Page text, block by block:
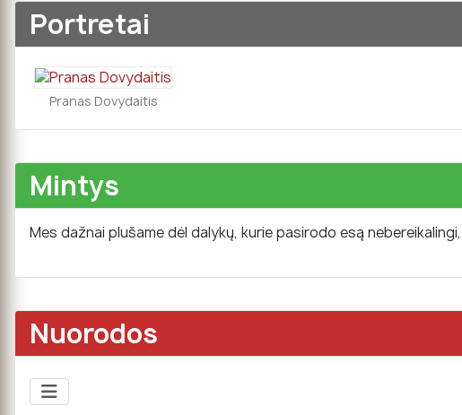
Portretai
Pranas Dovydaitis
Mintys
Mes dažnai plušame dėl dalykų, kurie pasirodo esą
Nuorodos